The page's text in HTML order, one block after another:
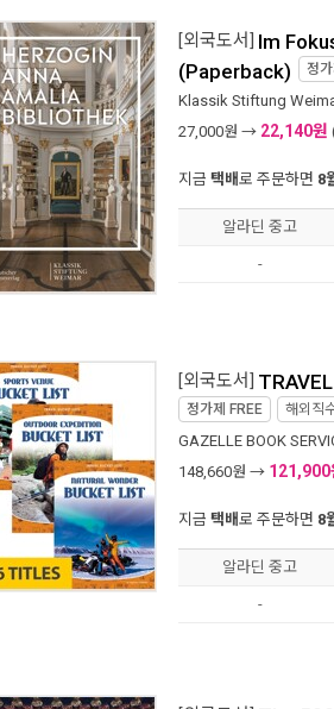
[외국도서] Im
(Paperback) 정가
Klassik Stiftung
27,000원 → 22,140원
지금 택배로 주문하면 8
알라딘 중고
-
[외국도서]
정가제 FREE 해외직
GAZELLE BOOK
148,660원 → 121,900
지금 택배로 주문하면 8
알라딘 중고
-